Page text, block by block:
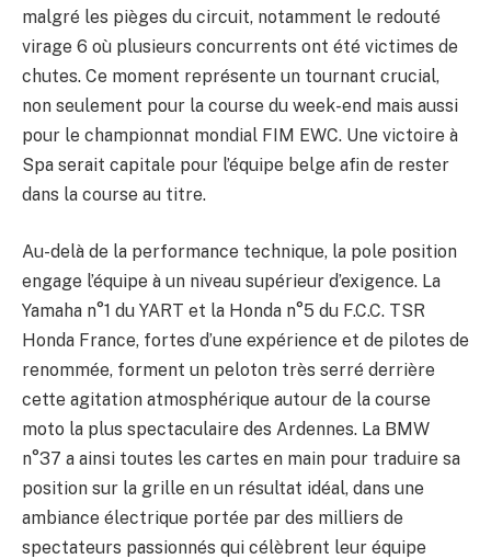
malgré les pièges du circuit, notamment le redouté
virage 6 où plusieurs concurrents ont été victimes de
chutes. Ce moment représente un tournant crucial,
non seulement pour la course du week-end mais aussi
pour le championnat mondial FIM EWC. Une victoire à
Spa serait capitale pour l’équipe belge afin de rester
dans la course au titre.
Au-delà de la performance technique, la pole position
engage l’équipe à un niveau supérieur d’exigence. La
Yamaha n°1 du YART et la Honda n°5 du F.C.C. TSR
Honda France, fortes d’une expérience et de pilotes de
renommée, forment un peloton très serré derrière
cette agitation atmosphérique autour de la course
moto la plus spectaculaire des Ardennes. La BMW
n°37 a ainsi toutes les cartes en main pour traduire sa
position sur la grille en un résultat idéal, dans une
ambiance électrique portée par des milliers de
spectateurs passionnés qui célèbrent leur équipe